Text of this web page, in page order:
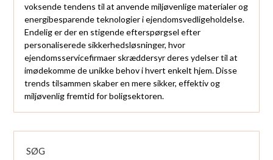
voksende tendens til at anvende miljøvenlige materialer og
energibesparende teknologier i ejendomsvedligeholdelse.
Endelig er der en stigende efterspørgsel efter
personaliserede sikkerhedsløsninger, hvor
ejendomsservicefirmaer skræddersyr deres ydelser til at
imødekomme de unikke behov i hvert enkelt hjem. Disse
trends tilsammen skaber en mere sikker, effektiv og
miljøvenlig fremtid for boligsektoren.
SØG